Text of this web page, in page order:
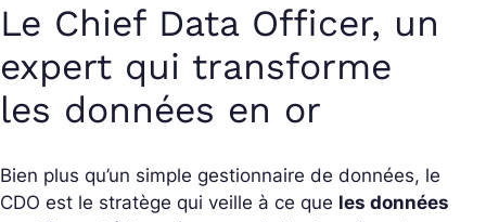
Le Chief Data Officer, un
expert qui transforme
les données en or
Bien plus qu’un simple gestionnaire de données, le
CDO est le stratège qui veille à ce que les données